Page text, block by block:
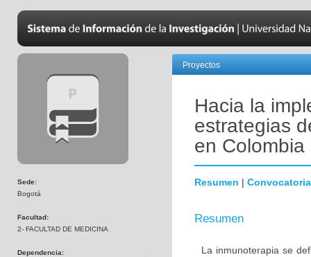
Sede:
Bogotá
Facultad:
2- FACULTAD DE MEDICINA
Dependencia:
Proyectos
Hacia la
estrategias
en Colombia
Resumen | Convocatoria
Resumen
La inmunoterapia se